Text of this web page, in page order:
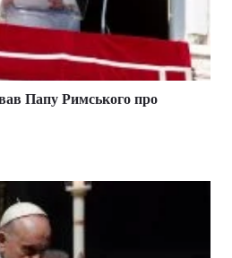
Папу Римського про